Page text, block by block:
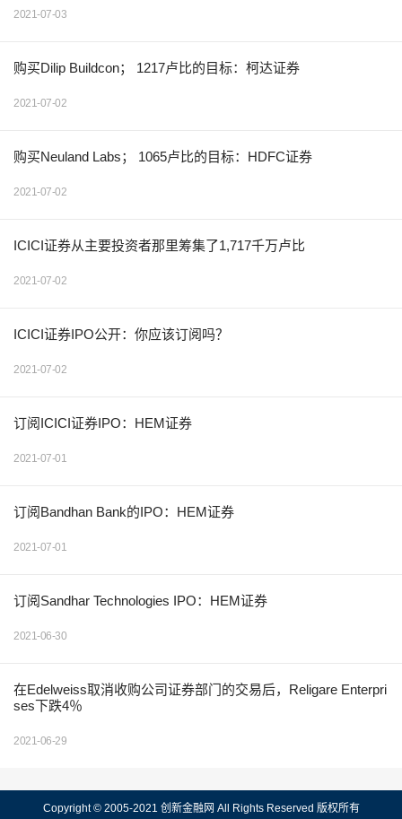
2021-07-03
购买Dilip Buildcon； 1217卢比的目标：柯达证券
2021-07-02
购买Neuland Labs； 1065卢比的目标：HDFC证券
2021-07-02
ICICI证券从主要投资者那里筹集了1,717千万卢比
2021-07-02
ICICI证券IPO公开：你应该订阅吗？
2021-07-02
订阅ICICI证券IPO：HEM证券
2021-07-01
订阅Bandhan Bank的IPO：HEM证券
2021-07-01
订阅Sandhar Technologies IPO：HEM证券
2021-06-30
在Edelweiss取消收购公司证券部门的交易后，Religare Enterpri
ses下跌4％
2021-06-29
Copyright © 2005-2021 创新金融网 All Rights Reserved 版权所有